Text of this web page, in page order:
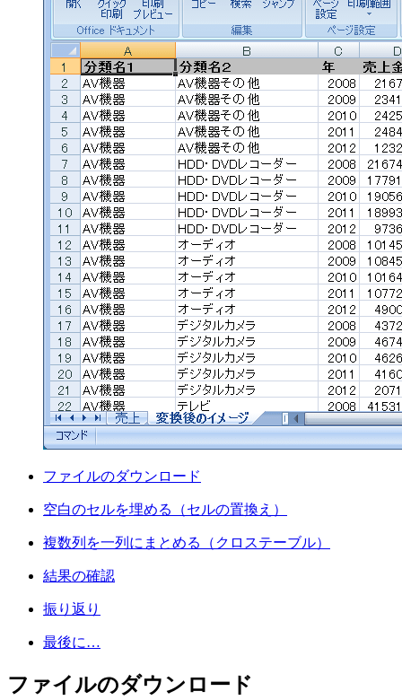
ファイルのダウンロード
空白のセルを埋める（セルの置換え）
複数列を一列にまとめる（クロステーブル）
結果の確認
振り返り
最後に…
ファイルのダウンロード